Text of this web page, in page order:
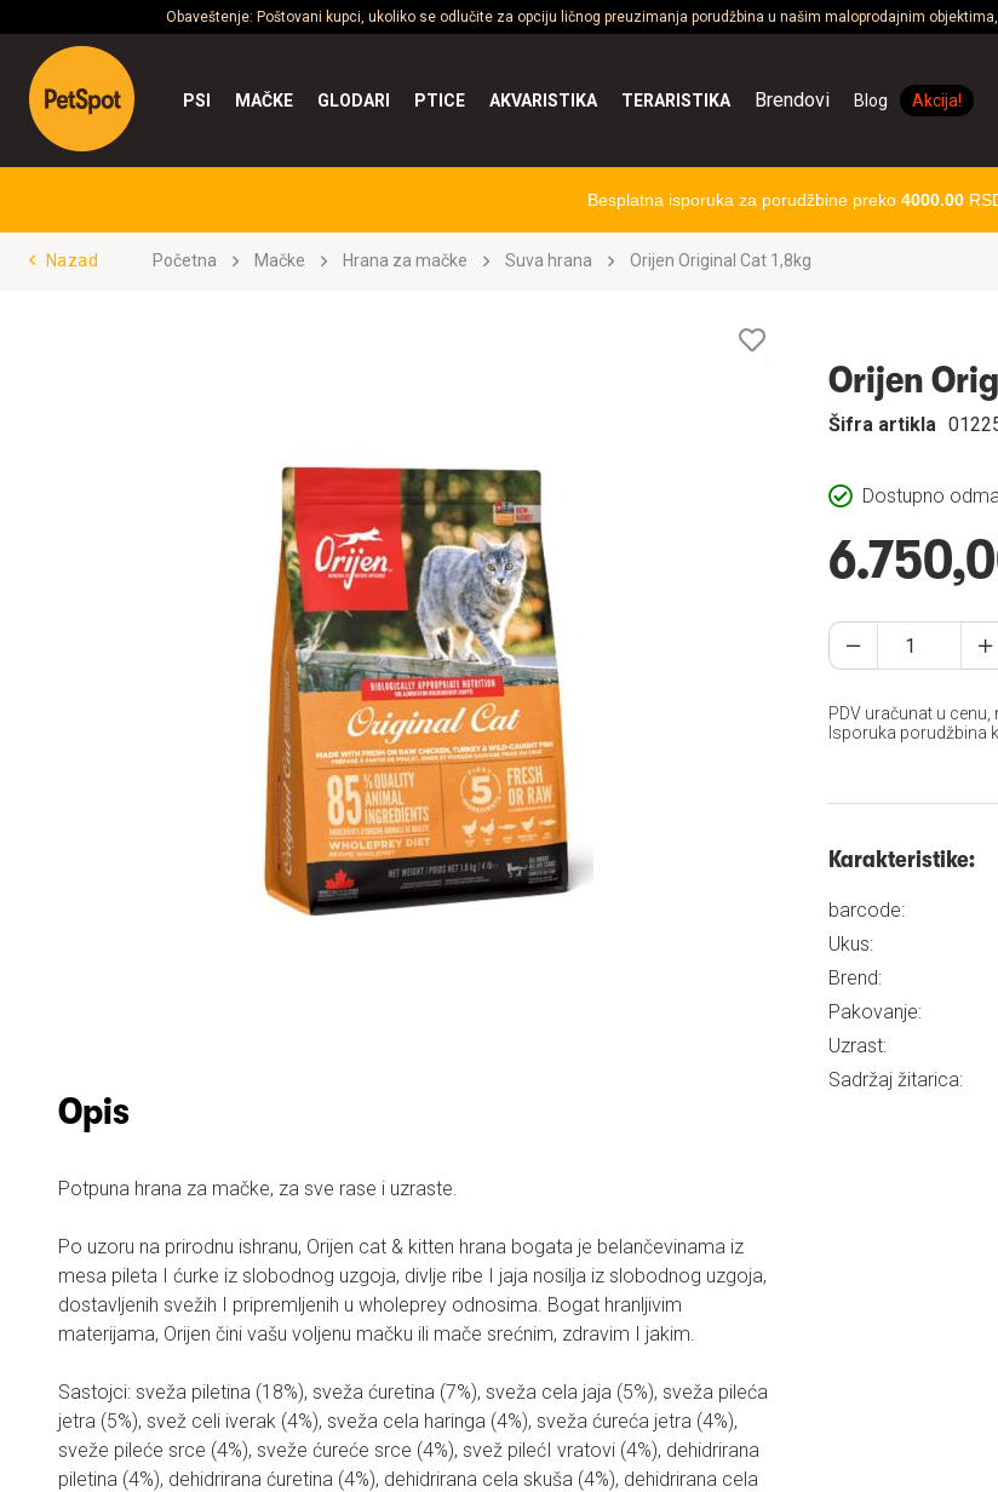
Obaveštenje: Poštovani kupci, ukoliko se odlučite za opciju ličnog preuzimanja porudžbina u našim maloprodajnim
PSI MAČKE GLODARI PTICE AKVARISTIKA TERARISTIKA Brendovi Blog Akcija!
Besplatna isporuka za porudžbine preko 4000.00
Nazad Početna Mačke Hrana za mačke Suva hrana Orijen Original Cat 1,8kg
Opis
Potpuna hrana za mačke, za sve rase i uzraste.
Po uzoru na prirodnu ishranu, Orijen cat & kitten hrana bogata je belančevinama iz
mesa pileta I ćurke iz slobodnog uzgoja, divlje ribe I jaja nosilja iz slobodnog uzgoja,
dostavljenih svežih I pripremljenih u wholeprey odnosima. Bogat hranljivim
materijama, Orijen čini vašu voljenu mačku ili mače srećnim, zdravim I jakim.
Sastojci: sveža piletina (18%), sveža ćuretina (7%), sveža cela jaja (5%), sveža pileća
jetra (5%), svež celi iverak (4%), sveža cela haringa (4%), sveža ćureća jetra (4%),
sveže pileće srce (4%), sveže ćureće srce (4%), svež pilećI vratovi (4%), dehidrirana
piletina (4%), dehidrirana ćuretina (4%), dehidrirana cela skuša (4%), dehidrirana cela
želja
Orijen
Dostupno
Šifra artikla
PDV uračunat u
Isporuka porudžbina
Karakteristike:
barcode:
Ukus:
Brend:
Pakovanje:
Uzrast:
Sadržaj žitarica: